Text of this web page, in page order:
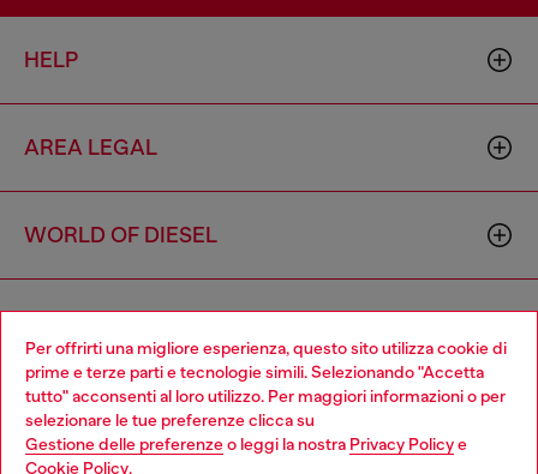
Per offrirti una migliore esperienza, questo sito utilizza cookie di
prime e terze parti e tecnologie simili. Selezionando "Accetta
tutto" acconsenti al loro utilizzo. Per maggiori informazioni o per
selezionare le tue preferenze clicca su
Gestione delle preferenzeo leggi la nostra Privacy Policye
Cookie Policy.
HELP
AREA LEGAL
WORLD OF DIESEL
Choose your location
You are currently browsing Italia website, but it seems you may